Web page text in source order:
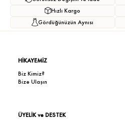
Hızlı Kargo
Gördüğünüzün Aynısı
HİKAYEMİZ
Biz Kimiz?
Bize Ulaşın
ÜYELİK ve DESTEK